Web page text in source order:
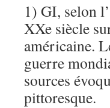
1) GI, selon
XXe siècle
américaine.
guerre
sources
pittoresque.